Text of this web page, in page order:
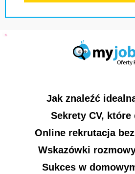
Jak znaleźć
Sekrety CV, które
Online rekrutacja
Wskazówki
Sukces w